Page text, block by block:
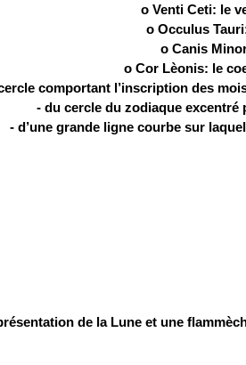
o Venti Ceti: le
o Occulus
o Canis
o Cor Lèonis: le
comportant l’inscription des
- du cercle du zodiaque excentré
- d’une grande ligne courbe sur
de la Lune et une